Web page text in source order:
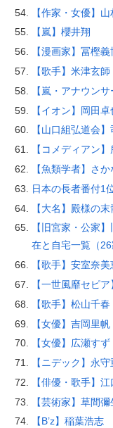
【作家・女優】
【嵐】櫻井翔
【漫画家】冨樫
【歌手】米津玄師
【嵐・アナウン
【イオン】岡田
【山口組弘道会
【コメディアン
【魚類学者】さ
日本の長者番付1
【大名】殿様の
【旧宮家・公家
在と自宅一覧（26
【歌手】安室奈美
【一世風靡セピ
【歌手】松山千春
【女優】吉岡里帆
【女優】広瀬すず
【ニデック】永
【俳優・歌手】
【芸術家】草間彌
【B’z】稲葉浩志